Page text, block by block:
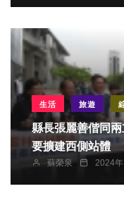
生活 旅遊
縣長張麗善偕同
要擴建西側站體
蘇榮泉 2024